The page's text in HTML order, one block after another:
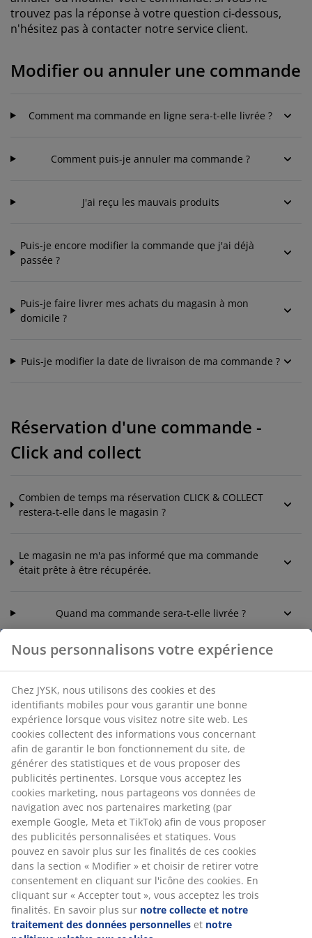
de chambre à coucher
de lit
avec rangement
entretien meubles
pour vitrage
d'extérieur
entretien
d'enfant
trouvez pas la réponse à votre question ci-dessous,
n'hésitez pas à contacter notre service client.
Modifier ou annuler une commande
Comment ma commande en ligne sera-t-elle livrée ?
Comment puis-je annuler ma commande ?
J'ai reçu les mauvais produits
Puis-je encore modifier la commande que j'ai déjà
passée ?
Puis-je faire livrer mes achats du magasin à mon
domicile ?
Puis-je modifier la date de livraison de ma commande ?
Réservation d'une commande -
Click and collect
Combien de temps ma réservation CLICK & COLLECT
restera-t-elle dans le magasin ?
Le magasin ne m'a pas informé que ma commande
était prête à être récupérée.
Quand ma commande sera-t-elle livrée ?
Paiement
Les prix des produits dans notre boutique en ligne sont
identiques à ceux de nos magasins.
Où peut-on utiliser la carte cadeau JYSK ?
Quand la commande en ligne sera-t-elle débitée sur
mon compte bancaire ou ma carte de débit ?
Que signifie la garantie de prix?
Quels modes de paiement peut-on utiliser dans la
Nous personnalisons votre expérience
Chez JYSK, nous utilisons des cookies et des
identifiants mobiles pour vous garantir une bonne
expérience lorsque vous visitez notre site web. Les
cookies collectent des informations vous concernant
afin de garantir le bon fonctionnement du site, de
générer des statistiques et de vous proposer des
publicités pertinentes. Lorsque vous acceptez les
cookies marketing, nous partageons vos données de
navigation avec nos partenaires marketing (par
exemple Google, Meta et TikTok) afin de vous proposer
des publicités personnalisées et statiques. Vous
pouvez en savoir plus sur les finalités de ces cookies
dans la section « Modifier » et choisir de retirer votre
consentement en cliquant sur l'icône des cookies. En
cliquant sur « Accepter tout », vous acceptez les trois
finalités. En savoir plus sur notre collecte et notre
traitement des données personnelles et notre